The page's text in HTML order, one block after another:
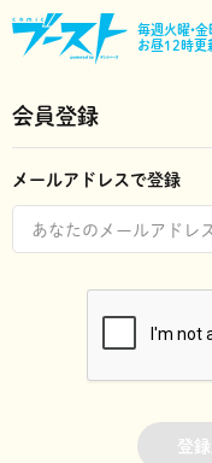
毎週火曜•金
お昼12時更
会員登録
メールアドレスで登録
登